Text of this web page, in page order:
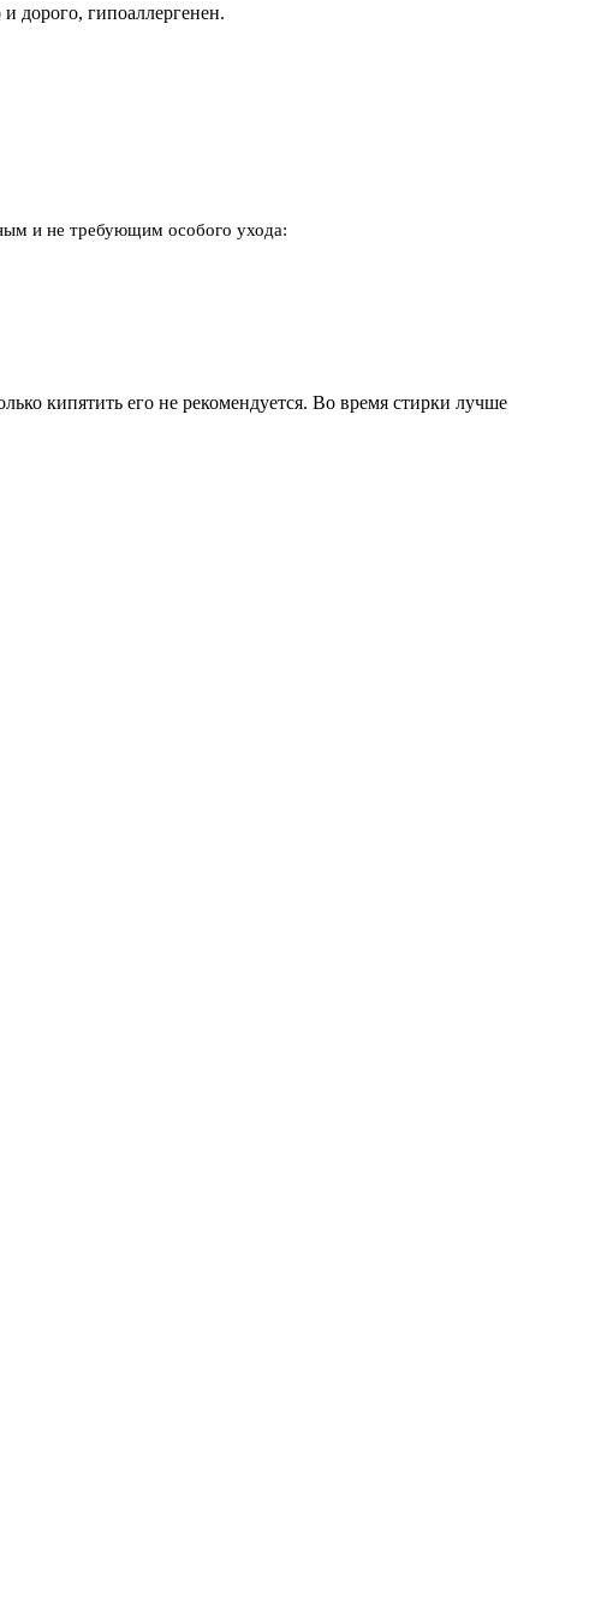
дорого, гипоаллергенен.
и не требующим особого ухода:
кипятить его не рекомендуется. Во время стирки лучше